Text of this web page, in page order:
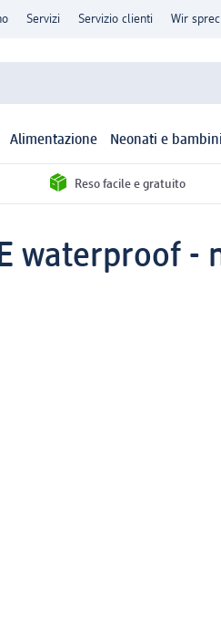
Servizi Servizio clienti Wir
Alimentazione Neonati e bambini
Reso facile e gratuito
waterproof -